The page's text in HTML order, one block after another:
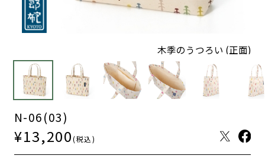
木季のうつろい (正面)
N-06(03)
¥13,200(税込)